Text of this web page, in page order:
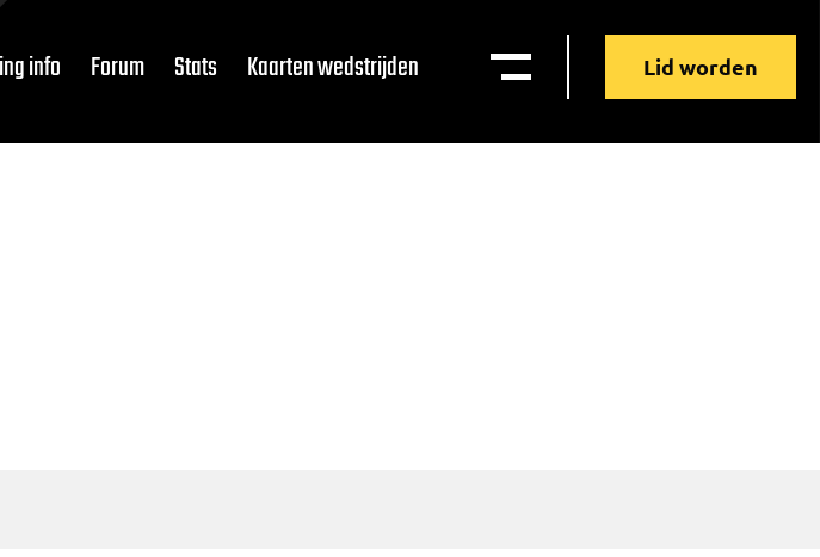
info Forum Stats Kaarten wedstrijden Lid worden